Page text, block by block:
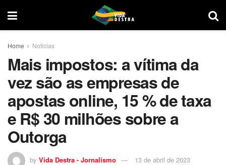
Home Noticias
Mais impostos: a vítima da
vez são as empresas de
apostas online, 15 % de taxa
e R$ 30 milhões sobre a
Outorga
by Vida Destra - Jornalismo 13 de abril de 2023